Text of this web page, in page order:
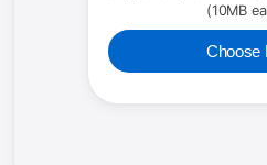
(10MB
Choose